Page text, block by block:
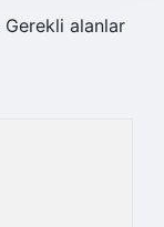
Gerekli alanlar